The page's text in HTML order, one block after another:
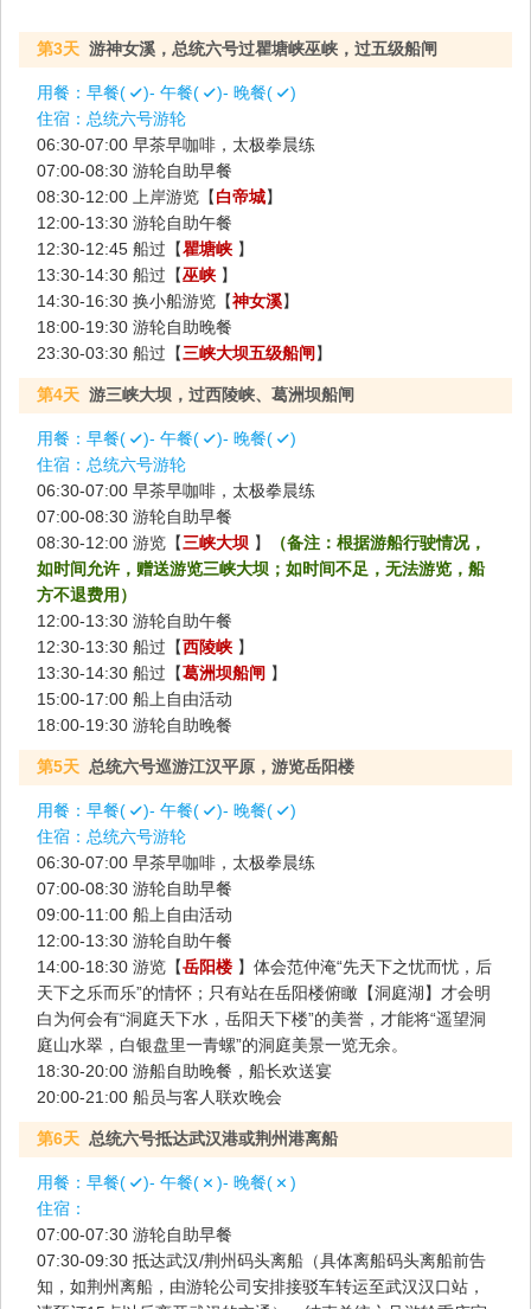
第3天 游神女溪，总统六号过瞿塘峡巫峡，过五级船闸
用餐： 早餐( )- 午餐( )- 晚餐(
)
住宿： 总统六号游轮
06:30-07:00 早茶早咖啡，太极拳晨练
07:00-08:30 游轮自助早餐
08:30-12:00 上岸游览【白帝城】
12:00-13:30 游轮自助午餐
12:30-12:45 船过【瞿塘峡 】
13:30-14:30 船过【巫峡 】
14:30-16:30 换小船游览【神女溪】
18:00-19:30 游轮自助晚餐
23:30-03:30 船过【三峡大坝五级船闸 】
第4天 游三峡大坝，过西陵峡、葛洲坝船闸
用餐： 早餐( )- 午餐( )- 晚餐(
)
住宿： 总统六号游轮
06:30-07:00 早茶早咖啡，太极拳晨练
07:00-08:30 游轮自助早餐
08:30-12:00 游览【三峡大坝 】
（备注：根据游船行驶情况，
如时间允许，赠送游览三峡大坝；如时间不足，无法游览，船
方不退费用）
12:00-13:30 游轮自助午餐
12:30-13:30 船过【西陵峡 】
13:30-14:30 船过【葛洲坝船闸 】
15:00-17:00 船上自由活动
18:00-19:30 游轮自助晚餐
第5天 总统六号巡游江汉平原，游览岳阳楼
用餐： 早餐( )- 午餐( )- 晚餐(
)
住宿： 总统六号游轮
06:30-07:00 早茶早咖啡，太极拳晨练
07:00-08:30 游轮自助早餐
09:00-11:00 船上自由活动
12:00-13:30 游轮自助午餐
14:00-18:30 游览【岳阳楼 】体会范仲淹“先天下之忧而忧，后
天下之乐而乐”的情怀；只有站在岳阳楼俯瞰【洞庭湖】才会明
白为何会有“洞庭天下水，岳阳天下楼”的美誉，才能将“遥望洞
庭山水翠，白银盘里一青螺”的洞庭美景一览无余。
18:30-20:00 游船自助晚餐，船长欢送宴
20:00-21:00 船员与客人联欢晚会
第6天 总统六号抵达武汉港或荆州港离船
用餐： 早餐( )- 午餐( )- 晚餐(
)
住宿：
07:00-07:30 游轮自助早餐
07:30-09:30 抵达武汉/荆州码头离船（具体离船码头离船前告
知，如荆州离船，由游轮公司安排接驳车转运至武汉汉口站，